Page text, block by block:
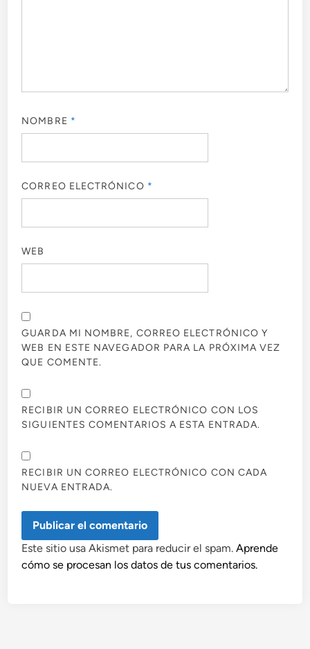
NOMBRE *
CORREO ELECTRÓNICO *
WEB
GUARDA MI NOMBRE, CORREO ELECTRÓNICO Y
WEB EN ESTE NAVEGADOR PARA LA PRÓXIMA VEZ
QUE COMENTE.
RECIBIR UN CORREO ELECTRÓNICO CON LOS
SIGUIENTES COMENTARIOS A ESTA ENTRADA.
RECIBIR UN CORREO ELECTRÓNICO CON CADA
NUEVA ENTRADA.
Este sitio usa Akismet para reducir el spam.Aprende
cómo se procesan los datos de tus comentarios.